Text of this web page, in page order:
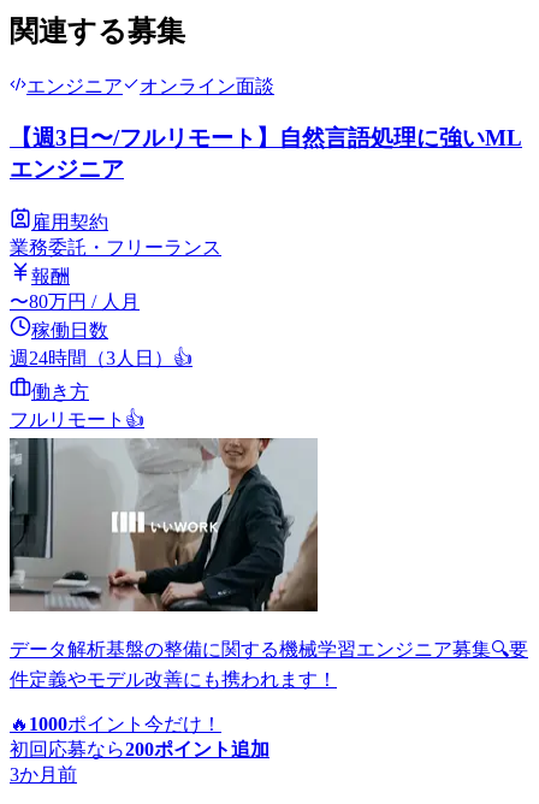
関連する募集
エンジニア オンライン面談
【週3日〜/フルリモート】自然言語処理に強いML
エンジニア
雇用契約
業務委託・フリーランス
報酬
〜80万円 / 人月
稼働日数
週24時間（3人日） 👍
働き方
フルリモート 👍
データ解析基盤の整備に関する機械学習エンジニア募集🔍要
件定義やモデル改善にも携われます！
🔥 1000ポイント 今だけ！
初回応募なら200ポイント追加
3か月前